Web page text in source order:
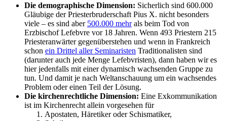
Die demographische Dimension: Sicherlich sind 600.000
Gläubige der Priesterbruderschaft Pius X. nicht besonders
viele – es sind aber 500.000 mehrals beim Tod von
Erzbischof Lefebvre vor 18 Jahren. Wenn 493 Priestern 215
Priesteranwärter gegenüberstehen und wenn in Frankreich
schon ein Drittel aller Seminaristen Traditionalisten sind
(darunter auch jede Menge Lefebvristen), dann haben wir es
hier jedenfalls mit einer dynamisch wachsenden Gruppe zu
tun. Und damit je nach Weltanschauung um ein wachsendes
Problem oder einen Teil der Lösung.
Die kirchenrechtliche Dimension: Eine Exkommunikation
ist im Kirchenrecht allein vorgesehen für
Apostaten, Häretiker oder Schismatiker,